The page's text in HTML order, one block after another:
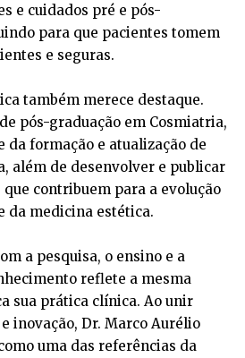
e cuidados pré e pós-
para que pacientes tomem
e seguras.
também merece destaque.
pós-graduação em Cosmiatria,
formação e atualização de
além de desenvolver e publicar
contribuem para a evolução
da medicina estética.
a pesquisa, o ensino e a
reflete a mesma
sua prática clínica. Ao unir
inovação, Dr. Marco Aurélio
uma das referências da